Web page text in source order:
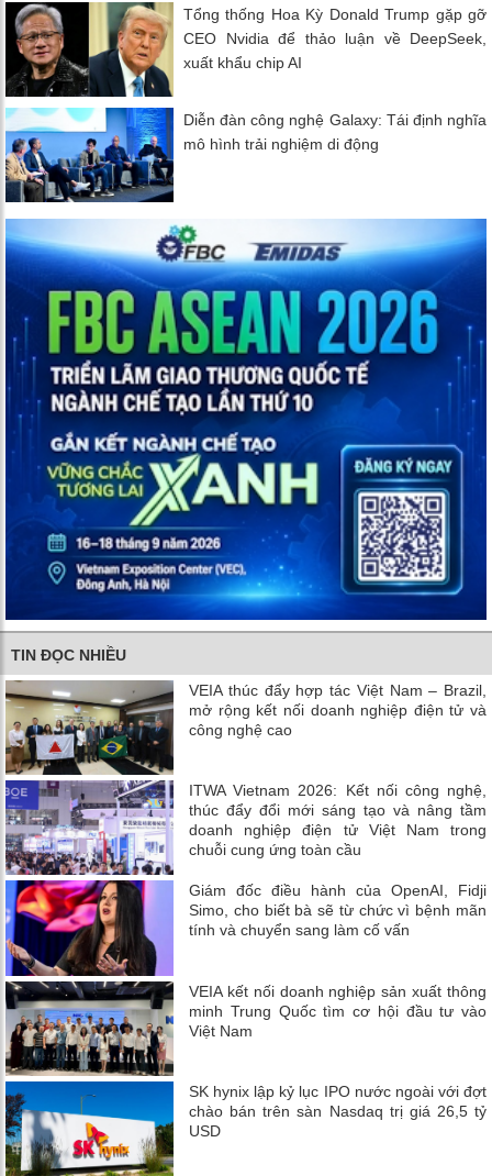
Tổng thống Hoa Kỳ Donald Trump gặp gỡ
CEO Nvidia để thảo luận về DeepSeek,
xuất khẩu chip AI
Diễn đàn công nghệ Galaxy: Tái định nghĩa
mô hình trải nghiệm di động
TIN ĐỌC NHIỀU
VEIA thúc đẩy hợp tác Việt Nam – Brazil,
mở rộng kết nối doanh nghiệp điện tử và
công nghệ cao
ITWA Vietnam 2026: Kết nối công nghệ,
thúc đẩy đổi mới sáng tạo và nâng tầm
doanh nghiệp điện tử Việt Nam trong
chuỗi cung ứng toàn cầu
Giám đốc điều hành của OpenAI, Fidji
Simo, cho biết bà sẽ từ chức vì bệnh mãn
tính và chuyển sang làm cố vấn
VEIA kết nối doanh nghiệp sản xuất thông
minh Trung Quốc tìm cơ hội đầu tư vào
Việt Nam
SK hynix lập kỷ lục IPO nước ngoài với đợt
chào bán trên sàn Nasdaq trị giá 26,5 tỷ
USD